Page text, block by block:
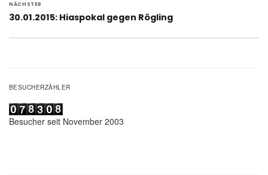
NÄCHSTER
Nächster
30.01.2015: Hiaspokal gegen Rögling
BESUCHERZÄHLER
Besucher seit November 2003